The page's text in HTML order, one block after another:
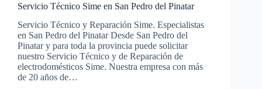
Servicio Técnico Sime en San Pedro del Pinatar
Servicio Técnico y Reparación Sime. Especialistas
en San Pedro del Pinatar Desde San Pedro del
Pinatar y para toda la provincia puede solicitar
nuestro Servicio Técnico y de Reparación de
electrodomésticos Sime. Nuestra empresa con más
de 20 años de…